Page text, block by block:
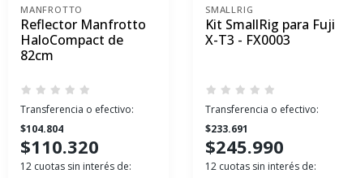
MANFROTTO
Reflector Manfrotto
HaloCompact de
82cm
Transferencia o efectivo:
$104.804
$110.320
12 cuotas sin interés de:
SMALLRIG
Kit SmallRig para Fuji
X-T3 - FX0003
Transferencia o efectivo:
$233.691
$245.990
12 cuotas sin interés de: